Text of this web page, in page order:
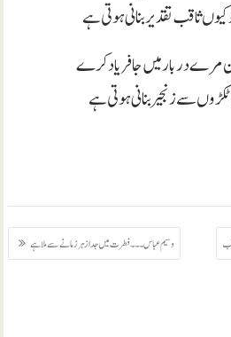
ثاقب تقدیر بنانی ہوتی ہے
مرے دربار میں جا فریاد کرے
سے زنجیر بنانی ہوتی ہے
وسیم عباس ۔۔۔ فطرت میں جدا زہر زمانے سے ملا ہے